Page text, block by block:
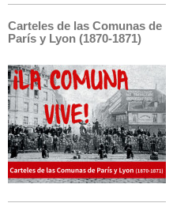
Carteles de las Comunas de
París y Lyon (1870-1871)